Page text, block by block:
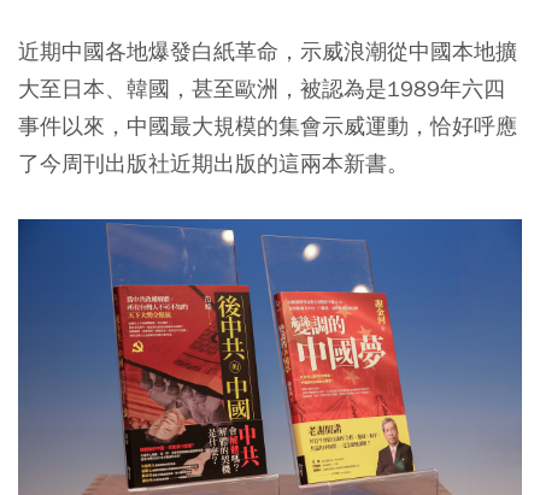
近期中國各地爆發白紙革命，示威浪潮從中國本地擴
大至日本、韓國，甚至歐洲，被認為是1989年六四
事件以來，中國最大規模的集會示威運動，恰好呼應
了今周刊出版社近期出版的這兩本新書。